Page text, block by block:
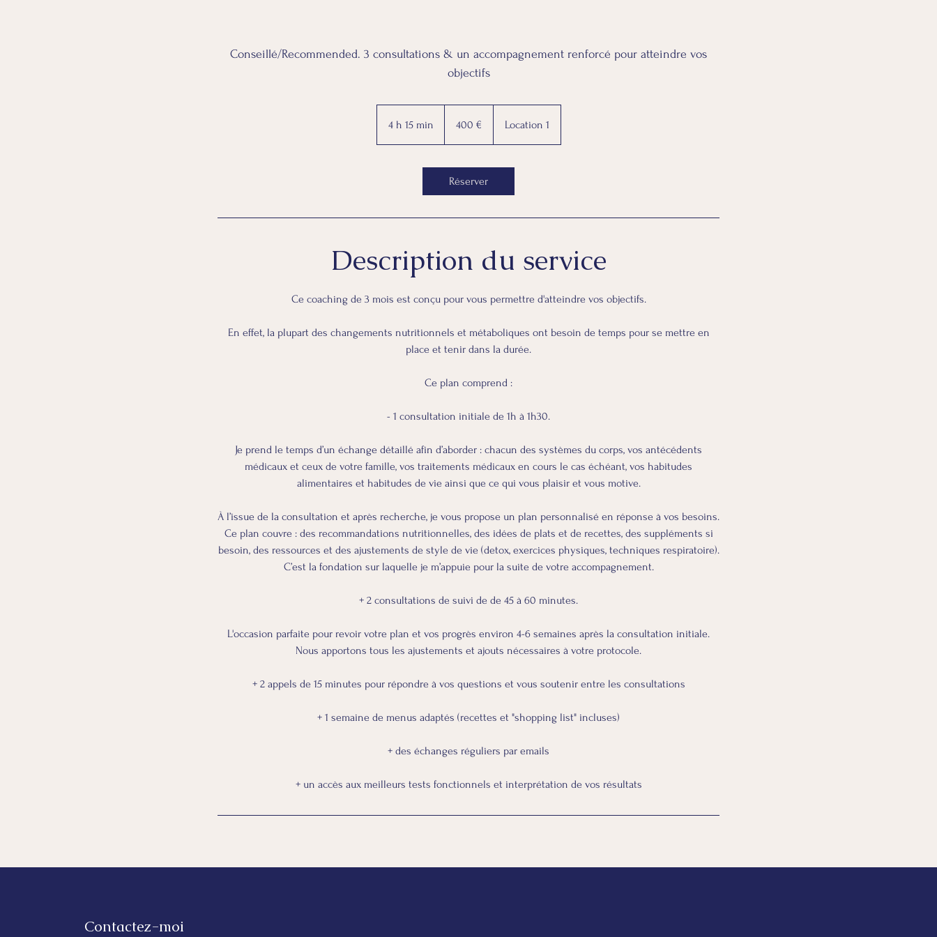
Conseillé/Recommended. 3 consultations & un accompagnement renforcé pour atteindre vos
objectifs
4 h 15 min
h
400 € Location 1
Réserver
Description du service
Ce coaching de 3 mois est conçu pour vous permettre d'atteindre vos objectifs.
En effet, la plupart des changements nutritionnels et métaboliques ont besoin de temps pour se mettre en
place et tenir dans la durée.
Ce plan comprend :
- 1 consultation initiale de 1h à 1h30.
Je prend le temps d’un échange détaillé afin d’aborder : chacun des systèmes du corps, vos antécédents
médicaux et ceux de votre famille, vos traitements médicaux en cours le cas échéant, vos habitudes
alimentaires et habitudes de vie ainsi que ce qui vous plaisir et vous motive.
À l’issue de la consultation et après recherche, je vous propose un plan personnalisé en réponse à vos besoins.
Ce plan couvre : des recommandations nutritionnelles, des idées de plats et de recettes, des suppléments si
besoin, des ressources et des ajustements de style de vie (detox, exercices physiques, techniques respiratoire).
C’est la fondation sur laquelle je m’appuie pour la suite de votre accompagnement.
+ 2 consultations de suivi de de 45 à 60 minutes.
L'occasion parfaite pour revoir votre plan et vos progrès environ 4-6 semaines après la consultation initiale.
Nous apportons tous les ajustements et ajouts nécessaires à votre protocole.
+ 2 appels de 15 minutes pour répondre à vos questions et vous soutenir entre les consultations
+ 1 semaine de menus adaptés (recettes et "shopping list" incluses)
+ des échanges réguliers par emails
Contactez-moi